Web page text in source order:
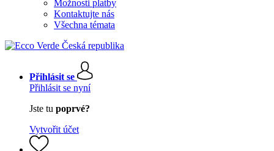
Možnosti platby
Kontaktujte nás
Všechna témata
Přihlásit se
Přihlásit se nyní
Jste tu poprvé?
Vytvořit účet